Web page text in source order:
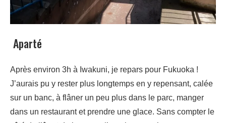
Aparté
Après environ 3h à Iwakuni, je repars pour Fukuoka !
J’aurais pu y rester plus longtemps en y repensant, calée
sur un banc, à flâner un peu plus dans le parc, manger
dans un restaurant et prendre une glace. Sans compter le